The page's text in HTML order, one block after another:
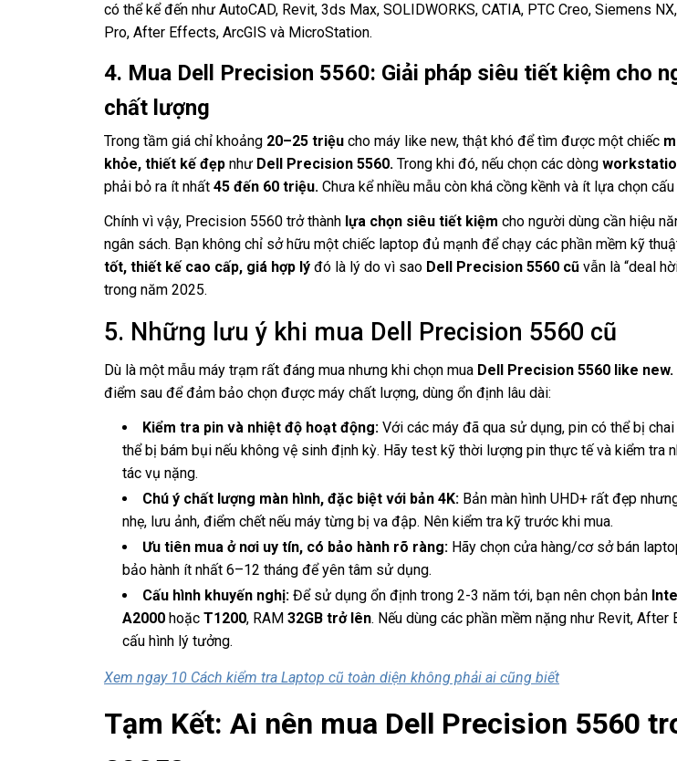
có thể kể đến như AutoCAD, Revit, 3ds Max, SOLIDWORKS, CATIA, PTC Creo, Siemens
Pro, After Effects, ArcGIS và MicroStation.
4. Mua Dell Precision 5560: Giải pháp siêu tiết kiệm cho
chất lượng
Trong tầm giá chỉ khoảng 20–25 triệu cho máy like new, thật khó để tìm được một chiếc
khỏe, thiết kế đẹp như Dell Precision 5560. Trong khi đó, nếu chọn các dòng
phải bỏ ra ít nhất 45 đến 60 triệu. Chưa kể nhiều mẫu còn khá cồng kềnh và ít lựa chọn cấu
Chính vì vậy, Precision 5560 trở thành lựa chọn siêu tiết kiệm cho người dùng cần hiệu
ngân sách. Bạn không chỉ sở hữu một chiếc laptop đủ mạnh để chạy các phần mềm kỹ
tốt, thiết kế cao cấp, giá hợp lý đó là lý do vì sao Dell Precision 5560 cũ vẫn là “deal
trong năm 2025.
5. Những lưu ý khi mua Dell Precision 5560 cũ
Dù là một mẫu máy trạm rất đáng mua nhưng khi chọn mua Dell Precision 5560 like new.
điểm sau để đảm bảo chọn được máy chất lượng, dùng ổn định lâu dài:
Kiểm tra pin và nhiệt độ hoạt động: Với các máy đã qua sử dụng, pin có thể bị
thể bị bám bụi nếu không vệ sinh định kỳ. Hãy test kỹ thời lượng pin thực tế và kiểm tra
tác vụ nặng.
Chú ý chất lượng màn hình, đặc biệt với bản 4K: Bản màn hình UHD+ rất đẹp
nhẹ, lưu ảnh, điểm chết nếu máy từng bị va đập. Nên kiểm tra kỹ trước khi mua.
Ưu tiên mua ở nơi uy tín, có bảo hành rõ ràng: Hãy chọn cửa hàng/cơ sở bán
bảo hành ít nhất 6–12 tháng để yên tâm sử dụng.
Cấu hình khuyến nghị: Để sử dụng ổn định trong 2-3 năm tới, bạn nên chọn bản
A2000 hoặc T1200, RAM 32GB trở lên. Nếu dùng các phần mềm nặng như Revit,
cấu hình lý tưởng.
Xem ngay 10 Cách kiểm tra Laptop cũ toàn diện không phải ai cũng biết
Tạm Kết: Ai nên mua Dell Precision 5560